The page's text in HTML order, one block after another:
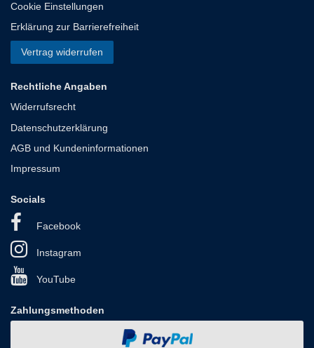
Cookie Einstellungen
Erklärung zur Barrierefreiheit
Vertrag widerrufen
Rechtliche Angaben
Widerrufsrecht
Datenschutzerklärung
AGB und Kundeninformationen
Impressum
Socials
Facebook
Instagram
YouTube
Zahlungsmethoden